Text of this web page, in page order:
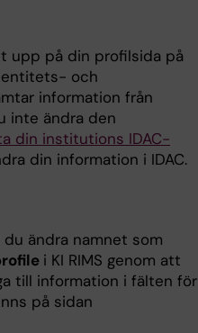
upp på din profilsida på
och
information från
inte ändra den
din institutions IDAC-
din information i IDAC.
ändra namnet som
i KI RIMS genom att
till information i fälten för
på sidan